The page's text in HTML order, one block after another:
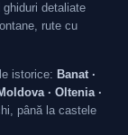
ghiduri detaliate
rute cu
istorice: Banat ·
· Oltenia ·
până la castele